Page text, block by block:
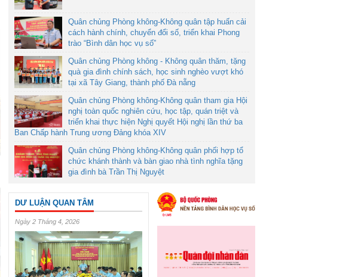
Quân chủng Phòng không-Không quân tập huấn cải
cách hành chính, chuyển đổi số, triển khai Phong
trào “Bình dân học vụ số”
Quân chủng Phòng không - Không quân thăm, tặng
quà gia đình chính sách, học sinh nghèo vượt khó
tại xã Tây Giang, thành phố Đà nẵng
Quân chủng Phòng không-Không quân tham gia Hội
nghị toàn quốc nghiên cứu, học tập, quán triệt và
triển khai thực hiện Nghị quyết Hội nghị lần thứ ba
Ban Chấp hành Trung ương Đảng khóa XIV
Quân chủng Phòng không-Không quân phối hợp tổ
chức khánh thành và bàn giao nhà tình nghĩa tặng
gia đình bà Trần Thị Nguyệt
DƯ LUẬN QUAN TÂM
Ngày 2 Tháng 4, 2026